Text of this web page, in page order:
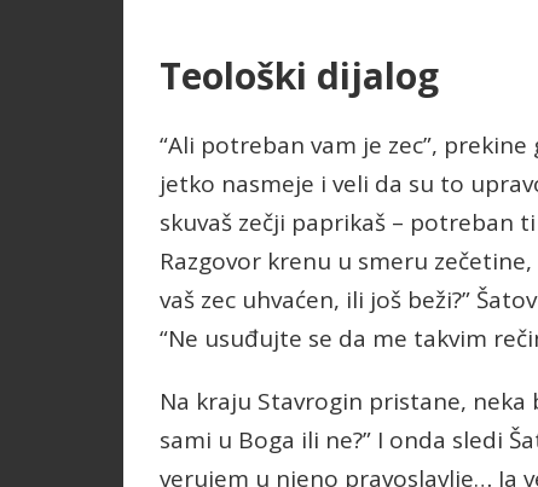
Teološki dijalog
“Ali potreban vam je zec”, prekine
jetko nasmeje i veli da su to
skuvaš zečji paprikaš – potreban
Razgovor krenu u smeru
vaš zec uhvaćen, ili još beži?”
“Ne usuđujte se da me takvim
Na kraju Stavrogin pristane, neka
sami u Boga ili ne?” I onda sledi
verujem u njeno pravoslavlje… Ja